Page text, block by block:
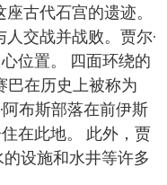
古代石宫的遗迹。
人交战并战败。贾尔·
位置。 四面环绕的
巴在历史上被称为
阿布斯部落在前伊斯
在此地。 此外，贾
设施和水井等许多